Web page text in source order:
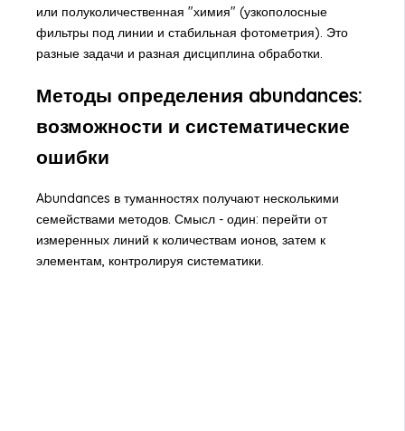
или полуколичественная "химия" (узкополосные
фильтры под линии и стабильная фотометрия). Это
разные задачи и разная дисциплина обработки.
Методы определения abundances:
возможности и систематические
ошибки
Abundances в туманностях получают несколькими
семействами методов. Смысл - один: перейти от
измеренных линий к количествам ионов, затем к
элементам, контролируя систематики.